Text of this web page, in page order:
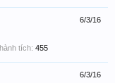
6/3/16
tích: 455
6/3/16